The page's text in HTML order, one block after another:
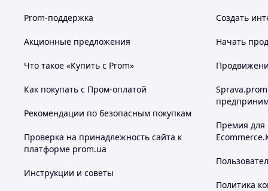
Prom-поддержка
Акционные предложения
Что такое «Купить с Prom»
Как покупать с Пром-оплатой
Рекомендации по безопасным покупкам
Проверка на принадлежность сайта к
платформе prom.ua
Инструкции и советы
Создать
Начать
Премия для
Политика